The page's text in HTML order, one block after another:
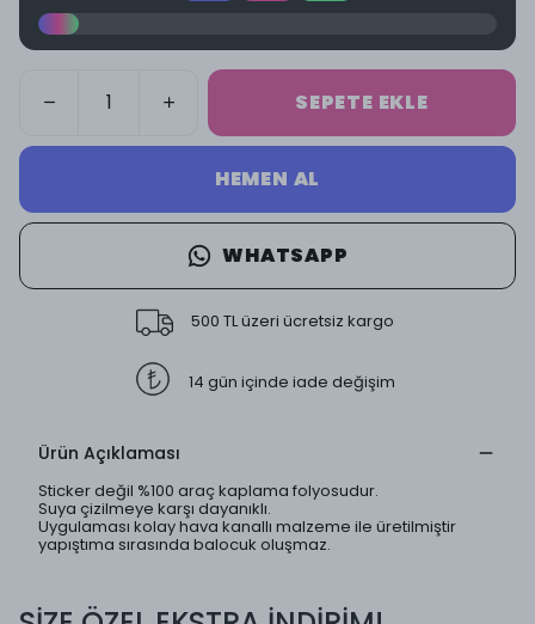
SEPETE EKLE
HEMEN AL
WHATSAPP
500 TL üzeri ücretsiz kargo
14 gün içinde iade değişim
Ürün Açıklaması
Sticker değil %100 araç kaplama folyosudur.
Suya çizilmeye karşı dayanıklı.
Uygulaması kolay hava kanallı malzeme ile üretilmiştir
yapıştıma sırasında balocuk oluşmaz.